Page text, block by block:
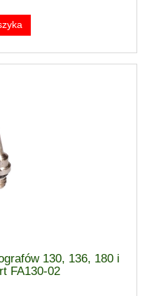
130, 136, 180 i
FA130-02